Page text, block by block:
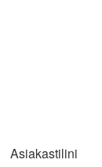
Asiakastilini